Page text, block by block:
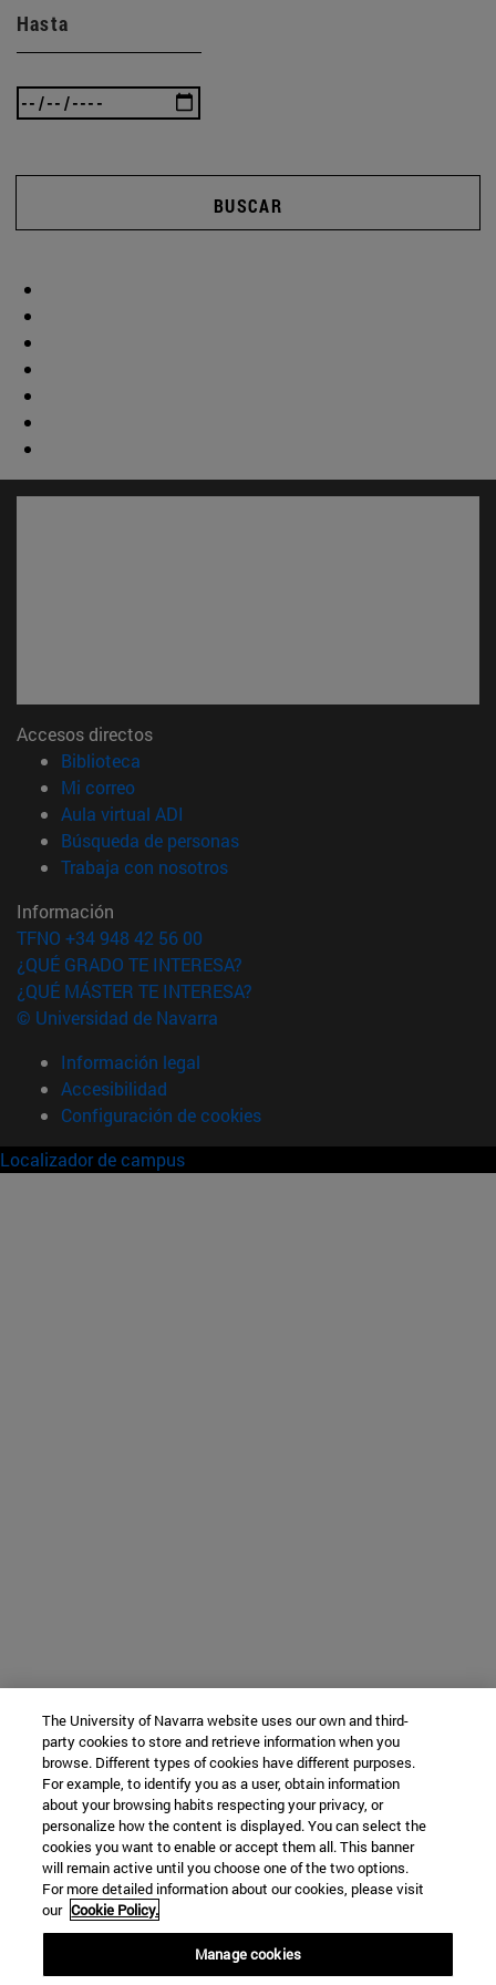
Hasta
BUSCAR
Accesos directos
Biblioteca
Mi correo(abre en nueva ventana)
Aula virtual ADI
Búsqueda de personas(abre en nueva ventana)
Trabaja con nosotros(abre en nueva ventana)
Información
TFNO +34 948 42 56 00
¿QUÉ GRADO TE INTERESA?
¿QUÉ MÁSTER TE INTERESA?
© Universidad de Navarra
Información legal
Accesibilidad
Configuración de cookies
Localizador de campus
The University of Navarra website uses our own and third-
party cookies to store and retrieve information when you
browse. Different types of cookies have different purposes.
For example, to identify you as a user, obtain information
about your browsing habits respecting your privacy, or
personalize how the content is displayed. You can select the
cookies you want to enable or accept them all. This banner
will remain active until you choose one of the two options.
For more detailed information about our cookies, please visit
our Cookie Policy.
Manage cookies